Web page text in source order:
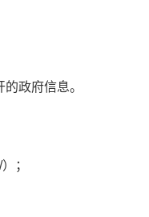
政府信息。
；